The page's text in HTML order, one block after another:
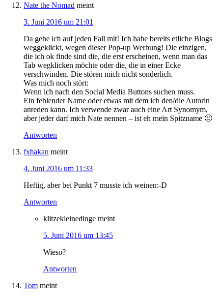
Nate the Nomad meint
3. Juni 2016 um 21:01
Da gehe ich auf jeden Fall mit! Ich habe bereits etliche Blogs
weggeklickt, wegen dieser Pop-up Werbung! Die einzigen,
die ich ok finde sind die, die erst erscheinen, wenn man das
Tab wegklicken möchte oder die, die in einer Ecke
verschwinden. Die stören mich nicht sonderlich.
Was mich noch stört:
Wenn ich nach den Social Media Buttons suchen muss.
Ein fehlender Name oder etwas mit dem ich den/die Autorin
anreden kann. Ich verwende zwar auch eine Art Synomym,
aber jeder darf mich Nate nennen – ist eh mein Spitzname 🙂
Antworten
fxhakan meint
4. Juni 2016 um 11:33
Heftig, aber bei Punkt 7 musste ich weinen:-D
Antworten
klitzekleinedinge meint
5. Juni 2016 um 13:45
Wieso?
Antworten
Tom meint